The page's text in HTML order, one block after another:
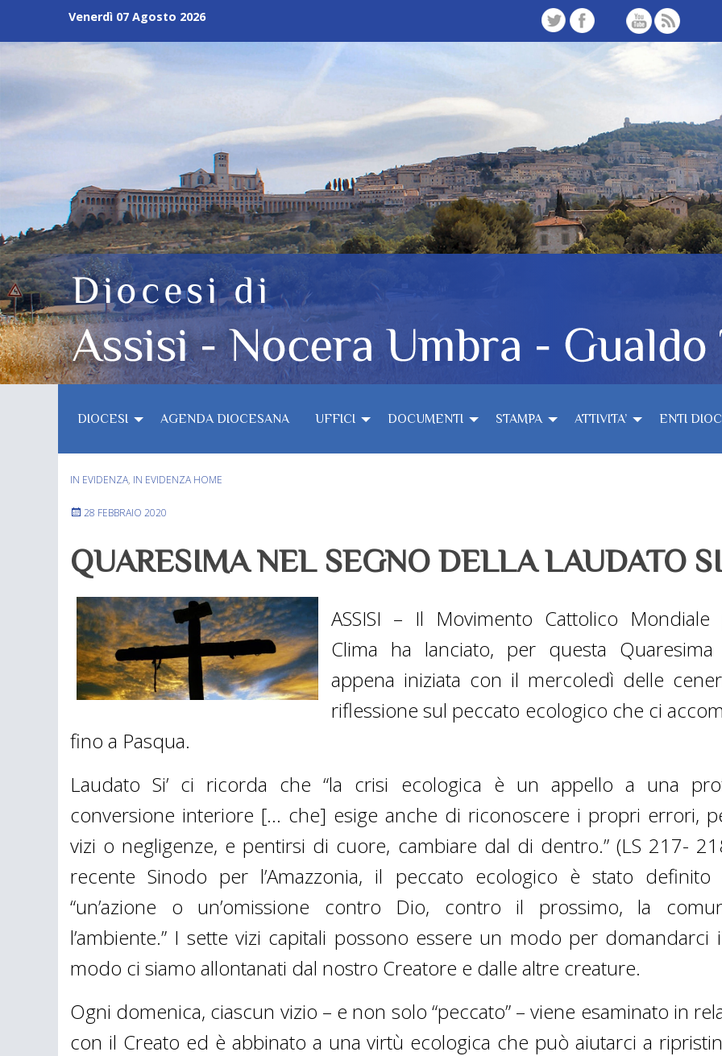
content
Venerdì 07 Agosto 2026
TW FB Instagram
YT FD
DIOCESI AGENDA DIOCESANA UFFICI DOCUMENTI STAMPA ATTIVITA’ ENTI
IN EVIDENZA, IN EVIDENZA HOME
28 FEBBRAIO 2020
QUARESIMA NEL SEGNO DELLA LAUDATO
ASSISI – Il Movimento Cattolico
Clima ha lanciato, per questa
appena iniziata con il mercoledì delle
riflessione sul peccato ecologico che ci
fino a Pasqua.
Laudato Si’ ci ricorda che “la crisi ecologica è un appello a una
conversione interiore [… che] esige anche di riconoscere i propri errori,
vizi o negligenze, e pentirsi di cuore, cambiare dal di dentro.” (LS 217-
recente Sinodo per l’Amazzonia, il peccato ecologico è stato definito
“un’azione o un’omissione contro Dio, contro il prossimo, la
l’ambiente.” I sette vizi capitali possono essere un modo per domandarci
modo ci siamo allontanati dal nostro Creatore e dalle altre creature.
Ogni domenica, ciascun vizio – e non solo “peccato” – viene esaminato in
con il Creato ed è abbinato a una virtù ecologica che può aiutarci a